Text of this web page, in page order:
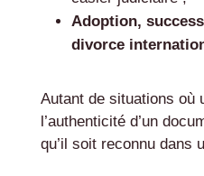
Adoption,
divorce
Autant de situations où
l’authenticité d’un
qu’il soit reconnu dans